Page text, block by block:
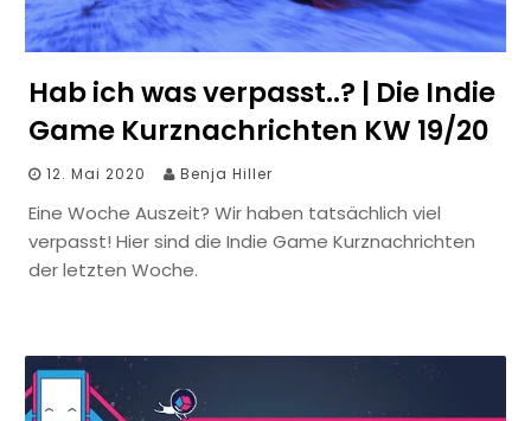
Hab ich was verpasst..? | Die Indie
Game Kurznachrichten KW 19/20
12. Mai 2020 Benja Hiller
Eine Woche Auszeit? Wir haben tatsächlich viel
verpasst! Hier sind die Indie Game Kurznachrichten
der letzten Woche.